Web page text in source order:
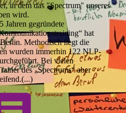
in dem das "Spectrum" unseres
wird.
gegründete
hat
Methodisch liegt die
wurden immerhin 122 NLP-
Bei vielen
des „Spectrums“ aber